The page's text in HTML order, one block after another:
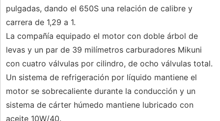
pulgadas, dando el 650S una relación de calibre y
carrera de 1,29 a 1.
La compañía equipado el motor con doble árbol de
levas y un par de 39 milímetros carburadores Mikuni
con cuatro válvulas por cilindro, de ocho válvulas total.
Un sistema de refrigeración por líquido mantiene el
motor se sobrecaliente durante la conducción y un
sistema de cárter húmedo mantiene lubricado con
aceite 10W/40.